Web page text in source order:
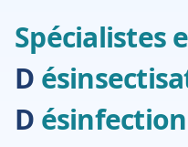
Spécialistes
D
D ésinfection